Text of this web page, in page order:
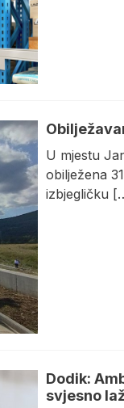
U mjestu
obilježena
izbjegličku
Dodik:
svjesno